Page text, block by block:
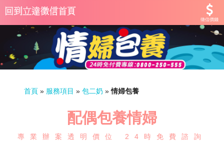
徵信價錢
首頁 » 服務項目 » 包二奶 »情婦包養
配偶包養情婦
專業辦案透明價位 24時免費諮詢